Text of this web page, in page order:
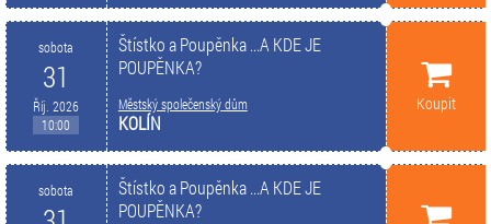
sobota
31
Říj. 2026
10:00
Štístko a Poupěnka ...A KDE JE
POUPĚNKA?
Městský společenský dům
KOLÍN
Koupit
sobota
Štístko a Poupěnka ...A KDE JE
POUPĚNKA?